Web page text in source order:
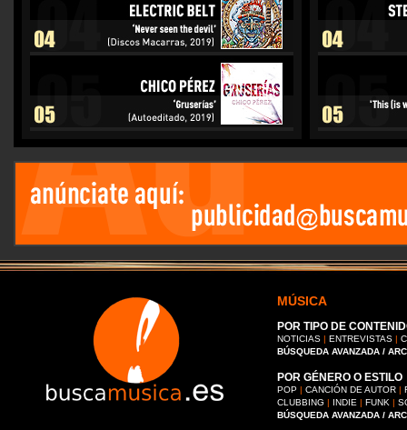
MÚSICA
POR TIPO DE
NOTICIAS | ENTREVISTAS |
BÚSQUEDA AVANZADA /
POR GÉNERO O ESTILO
POP | CANCIÓN DE AUTOR |
CLUBBING | INDIE | FUNK |
BÚSQUEDA AVANZADA /